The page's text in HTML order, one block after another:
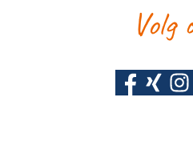
Volg